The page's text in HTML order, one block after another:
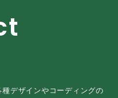
t
デザインやコーディングの